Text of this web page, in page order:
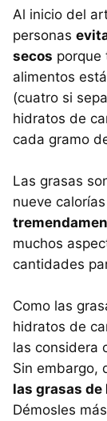
Al inicio del
personas
secos porque
alimentos
(cuatro si
hidratos de
cada gramo
Las grasas
nueve
muchos
cantidades
Como las
hidratos de
las considera
Sin embargo,
las grasas
Démosles